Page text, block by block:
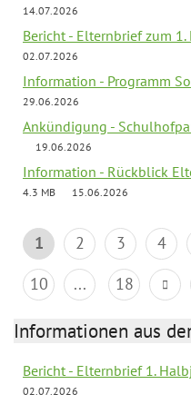
14.07.2026
Bericht - Elternbrief zum
02.07.2026
Information - Programm
29.06.2026
Ankündigung -
19.06.2026
Information - Rückblick
4.3 MB
15.06.2026
1 2 3 4
10
... 18
Informationen aus
Bericht - Elternbrief 1.
02.07.2026